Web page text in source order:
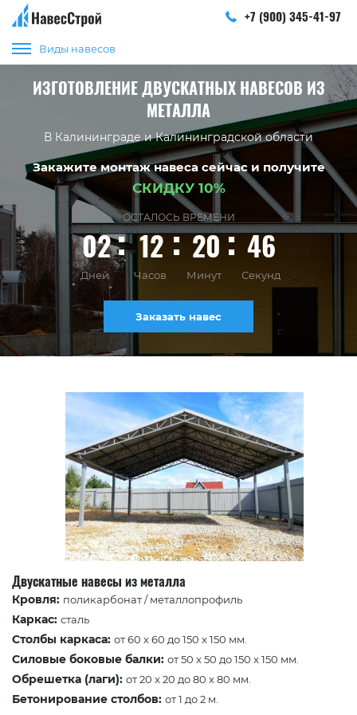
+7 (900) 345-41-97
Виды навесов
ИЗГОТОВЛЕНИЕ ДВУСКАТНЫХ НАВЕСОВ ИЗ
МЕТАЛЛА
В Калининграде и Калининградской области
Закажите монтаж навеса сейчас и получите
СКИДКУ 10%
ОСТАЛОСЬ ВРЕМЕНИ
02 12 20 45
Дней Часов Минут Секунд
Заказать навес
Двускатные навесы из металла
Кровля: поликарбонат / металлопрофиль
Каркас: сталь
Столбы каркаса: от 60 x 60 до 150 x 150 мм.
Силовые боковые балки: от 50 x 50 до 150 x 150 мм.
Обрешетка (лаги): от 20 x 20 до 80 x 80 мм.
Бетонирование столбов: от 1 до 2 м.